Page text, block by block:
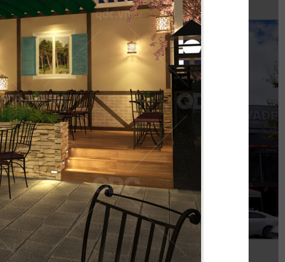
KOI THÉ
QDC rất hân hạnh khi được đồng hành cùng chủ đầu tư cho
dự án tổng thầu thi công chi nhánh KOI Thé đầu tiên tại Biên
Hòa, Đồng Nai.
Chi tiết